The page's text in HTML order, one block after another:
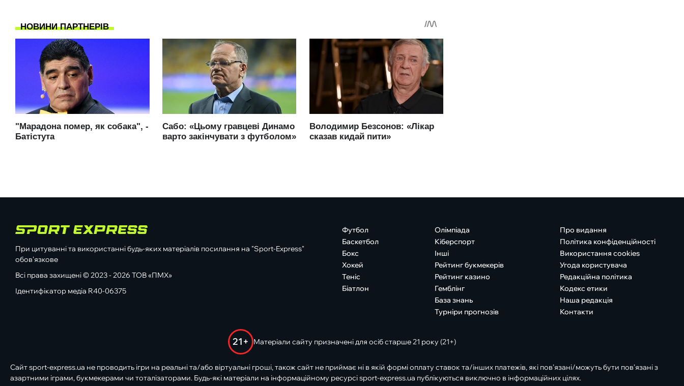
При цитуванні та використанні будь-яких матеріалів посилання на "Sport-Express"
обов'язкове
Всі права захищені © 2023 - 2026 ТОВ «ПМХ»
Ідентифікатор медіа R40-06375
Футбол
Баскетбол
Бокс
Хокей
Теніс
Біатлон
Олімпіада
Кіберспорт
Інші
Рейтинг букмекерів
Рейтинг казино
Гемблінг
База знань
Турніри прогнозів
Про видання
Політика конфіденційності
Використання cookies
Угода користувача
Редакційна політика
Кодекс етики
Наша редакція
Контакти
21+ Матеріали сайту призначені для осіб старше 21 року (21+)
Сайт sport-express.ua не проводить ігри на реальні та/або віртуальні гроші, також сайт не приймає ні в якій формі оплату ставок та/інших платежів, які пов’язані/можуть бути пов’язані з
азартними іграми, букмекерами чи тоталізаторами. Будь-які матеріали на інформаційному ресурсі sport-express.ua публікуються виключно в інформаційних цілях.